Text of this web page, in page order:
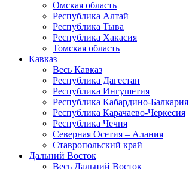
Омская область
Республика Алтай
Республика Тыва
Республика Хакасия
Томская область
Кавказ
Весь Кавказ
Республика Дагестан
Республика Ингушетия
Республика Кабардино-Балкария
Республика Карачаево-Черкесия
Республика Чечня
Северная Осетия – Алания
Ставропольский край
Дальний Восток
Весь Дальний Восток